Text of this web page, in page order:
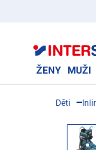
ŽENY MUŽI
Děti